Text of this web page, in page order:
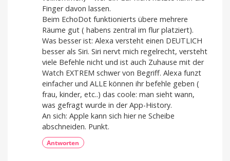
Finger davon lassen.
Beim EchoDot funktionierts übere mehrere
Räume gut ( habens zentral im flur platziert).
Was besser ist: Alexa versteht einen DEUTLICH
besser als Siri. Siri nervt mich regelrecht, versteht
viele Befehle nicht und ist auch Zuhause mit der
Watch EXTREM schwer von Begriff. Alexa funzt
einfacher und ALLE können ihr befehle geben (
frau, kinder, etc..) das coole: man sieht wann,
was gefragt wurde in der App-History.
An sich: Apple kann sich hier ne Scheibe
abschneiden. Punkt.
Antworten